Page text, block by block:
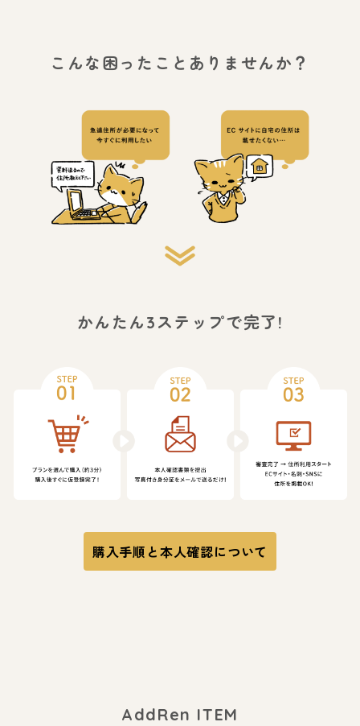
こんな困ったことありませんか？
かんたん3ステップで完了!
購入手順と本人確認について
AddRen ITEM